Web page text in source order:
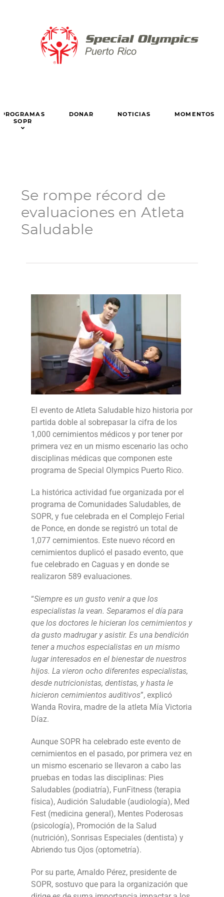
PROGRAMAS
SOPR
DONAR NOTICIAS MOMENTOS
Se rompe récord de
evaluaciones en Atleta
Saludable
El evento de Atleta Saludable hizo historia por
partida doble al sobrepasar la cifra de los
1,000 cernimientos médicos y por tener por
primera vez en un mismo escenario las ocho
disciplinas médicas que componen este
programa de Special Olympics Puerto Rico.
La histórica actividad fue organizada por el
programa de Comunidades Saludables, de
SOPR, y fue celebrada en el Complejo Ferial
de Ponce, en donde se registró un total de
1,077 cernimientos. Este nuevo récord en
cernimientos duplicó el pasado evento, que
fue celebrado en Caguas y en donde se
realizaron 589 evaluaciones.
“Siempre es un gusto venir a que los
especialistas la vean. Separamos el día para
que los doctores le hicieran los cernimientos y
da gusto madrugar y asistir. Es una bendición
tener a muchos especialistas en un mismo
lugar interesados en el bienestar de nuestros
hijos. La vieron ocho diferentes especialistas,
desde nutricionistas, dentistas, y hasta le
hicieron cernimientos auditivos”, explicó
Wanda Rovira, madre de la atleta Mía Victoria
Díaz.
Aunque SOPR ha celebrado este evento de
cernimientos en el pasado, por primera vez en
un mismo escenario se llevaron a cabo las
pruebas en todas las disciplinas: Pies
Saludables (podiatría), FunFitness (terapia
física), Audición Saludable (audiología), Med
Fest (medicina general), Mentes Poderosas
(psicología), Promoción de la Salud
(nutrición), Sonrisas Especiales (dentista) y
Abriendo tus Ojos (optometría).
Por su parte, Arnaldo Pérez, presidente de
SOPR, sostuvo que para la organización que